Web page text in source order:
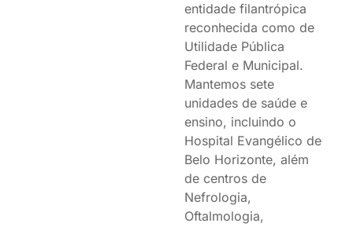
entidade filantrópica
reconhecida como de
Utilidade Pública
Federal e Municipal.
Mantemos sete
unidades de saúde e
ensino, incluindo o
Hospital Evangélico de
Belo Horizonte, além
de centros de
Nefrologia,
Oftalmologia,